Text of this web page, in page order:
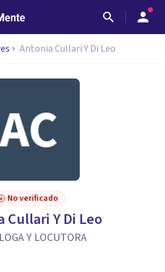
Antonia Cullari Y Di Leo
No verificado
Cullari Y Di Leo
Y LOCUTORA